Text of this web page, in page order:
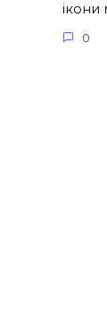
ікони
0